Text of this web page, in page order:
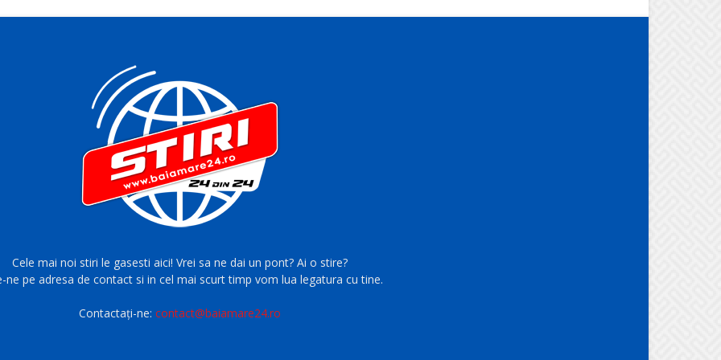
Cele mai noi stiri le gasesti aici! Vrei sa ne dai un pont? Ai o stire?
ne pe adresa de contact si in cel mai scurt timp vom lua legatura cu tine.
Contactați-ne:contact@baiamare24.ro